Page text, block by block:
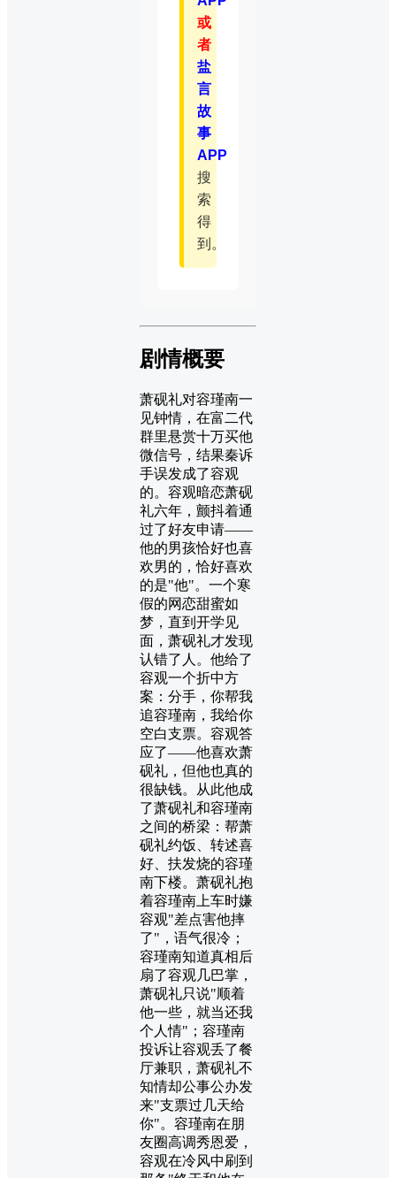
或
者
盐
言
故
事
APP
搜
索
得
到。
剧情概要
萧砚礼对容瑾南一
见钟情，在富二代
群里悬赏十万买他
微信号，结果秦诉
手误发成了容观
的。容观暗恋萧砚
礼六年，颤抖着通
过了好友申请——
他的男孩恰好也喜
欢男的，恰好喜欢
的是"他"。一个寒
假的网恋甜蜜如
梦，直到开学见
面，萧砚礼才发现
认错了人。他给了
容观一个折中方
案：分手，你帮我
追容瑾南，我给你
空白支票。容观答
应了——他喜欢萧
砚礼，但他也真的
很缺钱。从此他成
了萧砚礼和容瑾南
之间的桥梁：帮萧
砚礼约饭、转述喜
好、扶发烧的容瑾
南下楼。萧砚礼抱
着容瑾南上车时嫌
容观"差点害他摔
了"，语气很冷；
容瑾南知道真相后
扇了容观几巴掌，
萧砚礼只说"顺着
他一些，就当还我
个人情"；容瑾南
投诉让容观丢了餐
厅兼职，萧砚礼不
知情却公事公办发
来"支票过几天给
你"。容瑾南在朋
友圈高调秀恩爱，
容观在冷风中刷到